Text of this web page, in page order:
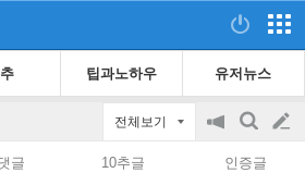
팁과노하우 유저뉴스
전체보기
공
검
색
글
글 10추글 인증글